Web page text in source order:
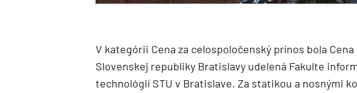
V kategórii Cena za celospoločenský prínos bola
Slovenskej republiky Bratislavy udelená Fakulte
technológií STU v Bratislave. Za statikou a nosnými